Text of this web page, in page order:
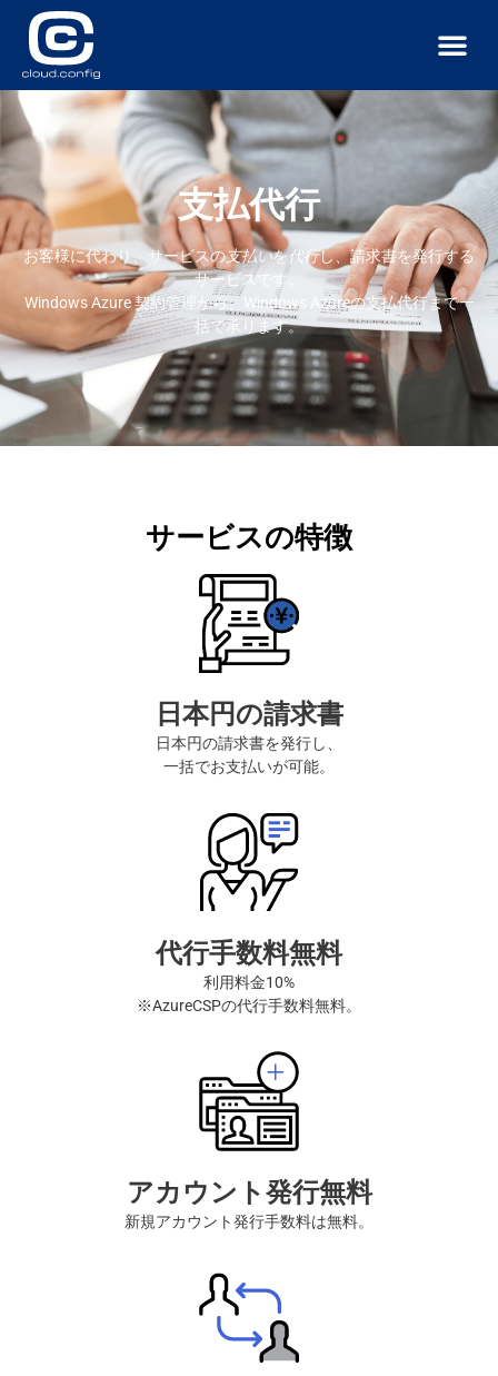
支払代行
お客様に代わり、サービスの支払いを代行し、請求書を発行する
サービスです。
Windows Azure 契約管理から、Windows Azureの支払代行まで一
括で承ります。
サービスの特徴
日本円の請求書
日本円の請求書を発行し、
一括でお支払いが可能。
代行手数料無料
利用料金10%
※AzureCSPの代行手数料無料。
アカウント発行無料
新規アカウント発行手数料は無料。